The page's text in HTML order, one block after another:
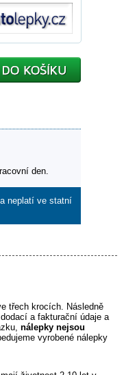
den.
neplatí ve statní
třech krocích. Následně
a fakturační údaje a
nálepky nejsou
vyrobené nálepky